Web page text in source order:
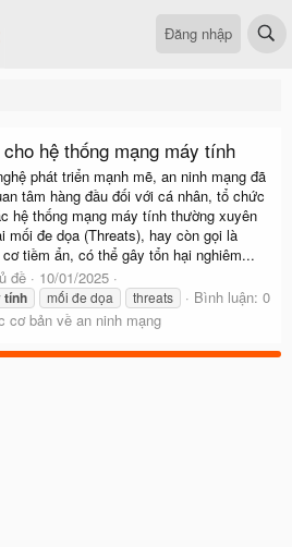
Đăng nhập
hệ thống mạng máy tính
phát triển mạnh mẽ, an ninh mạng đã
tâm hàng đầu đối với cá nhân, tổ chức
hệ thống mạng máy tính thường xuyên
mối đe dọa (Threats), hay còn gọi là
tiềm ẩn, có thể gây tổn hại nghiêm...
đề 10/01/2025
tính mối đe dọa threats
Bình luận: 0
cơ bản về an ninh mạng